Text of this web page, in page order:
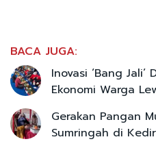
BACA JUGA:
Inovasi ‘Bang
Ekonomi Warga
Gerakan Pangan
Sumringah di